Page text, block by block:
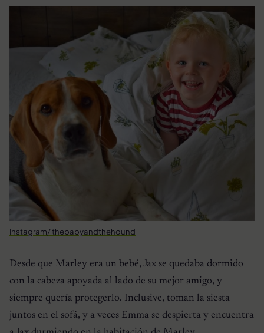
Instagram/ thebabyandthehound
Desde que Marley era un bebé, Jax se quedaba dormido
con la cabeza apoyada al lado de su mejor amigo, y
siempre quería protegerlo. Inclusive, toman la siesta
juntos en el sofá, y a veces Emma se despierta y encuentra